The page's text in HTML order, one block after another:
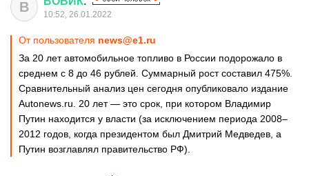
В 10:52, 26.01.2022
От пользователя news@e1.ru
За 20 лет автомобильное топливо в России подорожало в
среднем с 8 до 46 рублей. Суммарный рост составил 475%.
Сравнительный анализ цен сегодня опубликовало издание
Autonews.ru. 20 лет — это срок, при котором Владимир
Путин находится у власти (за исключением периода 2008–
2012 годов, когда президентом был Дмитрий Медведев, а
Путин возглавлял правительство РФ).